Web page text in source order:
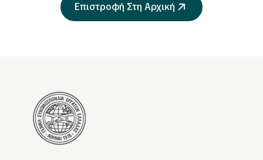
Επιστροφή Στη Αρχική